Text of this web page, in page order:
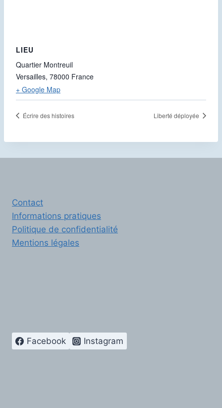
LIEU
Quartier Montreuil
Versailles, 78000 France
+ Google Map
Écrire des histoires Liberté déployée
Contact
Informations pratiques
Politique de confidentialité
Mentions légales
Facebook Instagram